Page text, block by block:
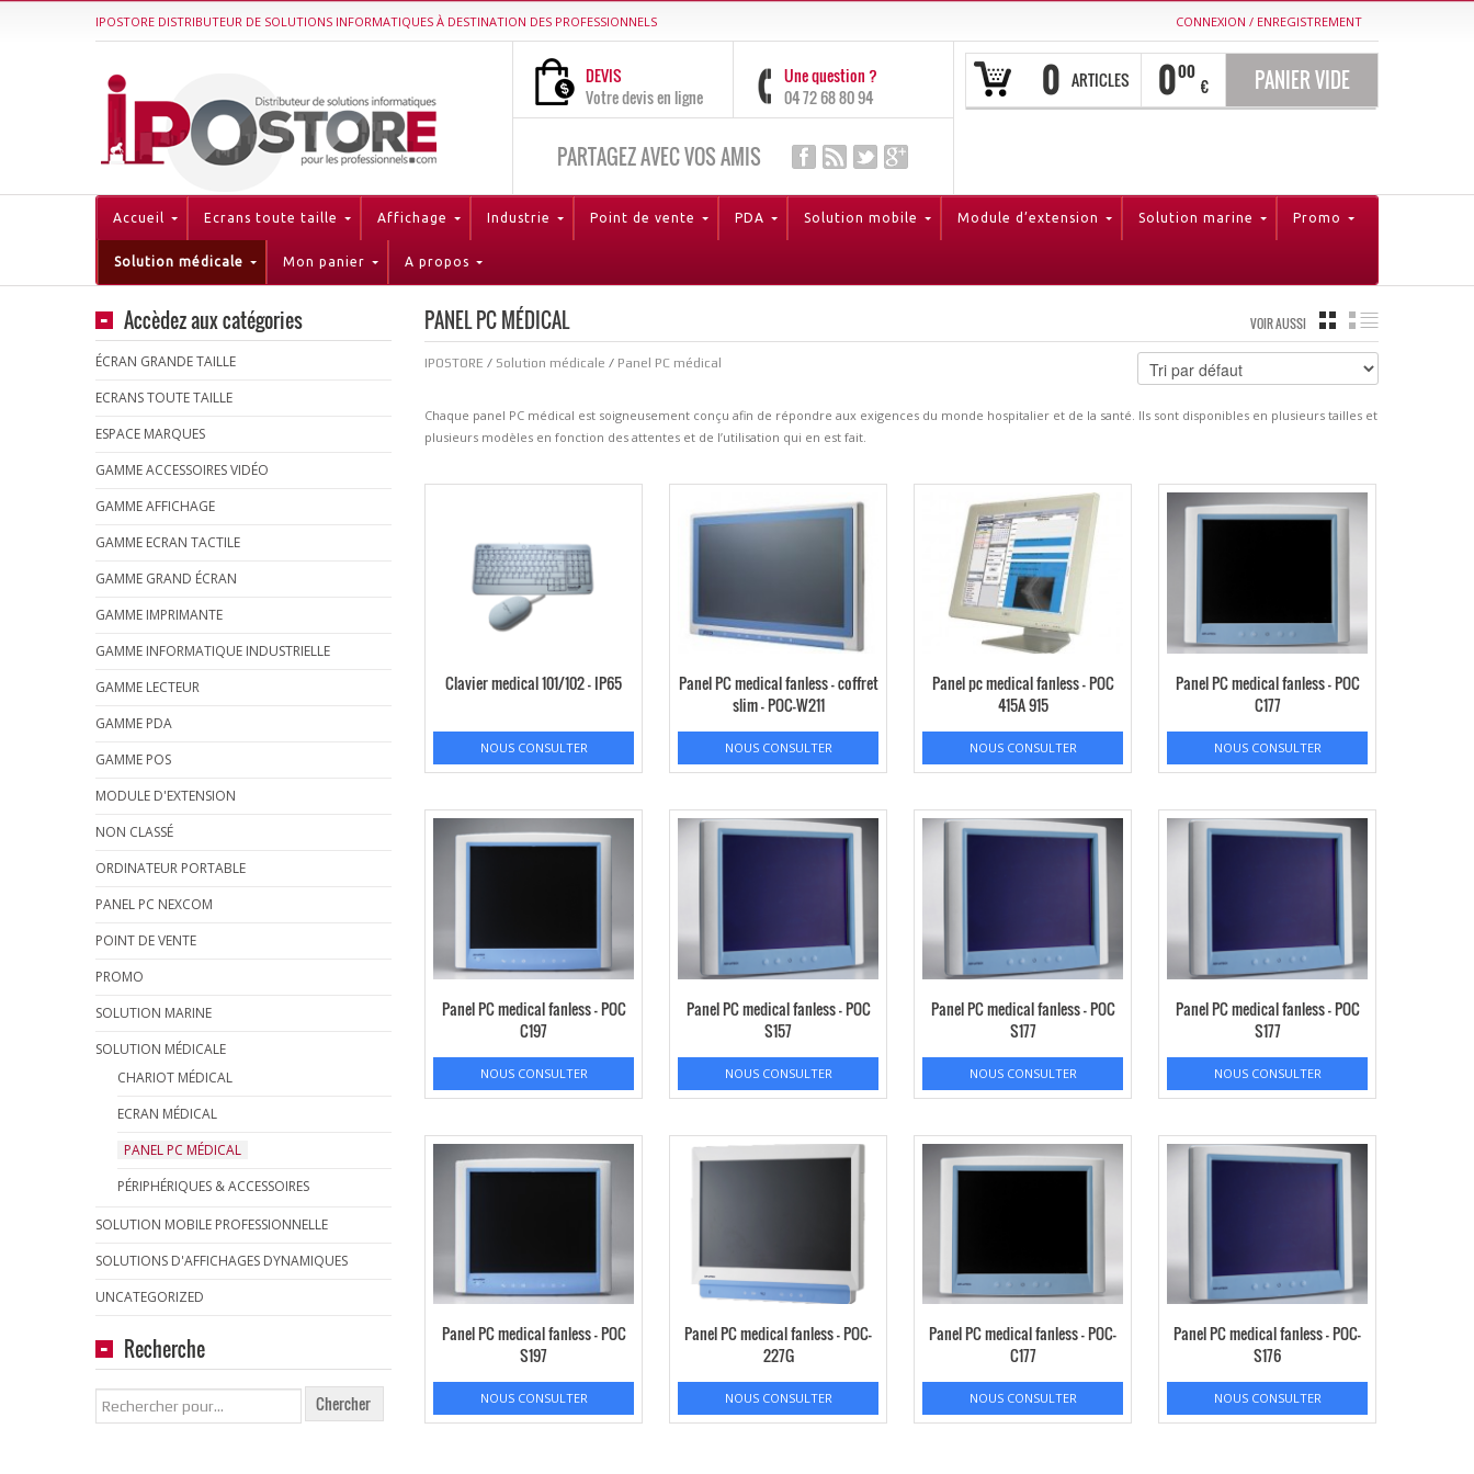
IPOSTORE DISTRIBUTEUR DE SOLUTIONS INFORMATIQUES À DESTINATION DES PROFESSIONNELS CONNEXION / ENREGISTREMENT
0 ARTICLES 000
€ PANIER VIDE
DEVIS
Votre devis en ligne
Une question ?
04 72 68 80 94
PARTAGEZ AVEC VOS AMIS
Accueil Ecrans toute taille Affichage Industrie Point de vente PDA Solution mobile Module d’extension Solution marine Promo
Solution médicale Mon panier A propos
PANEL PC MÉDICAL VOIR AUSSI GRILLE
IPOSTORE / Solution médicale / Panel PC médical
Chaque panel PC médical est soigneusement conçu afin de répondre aux exigences du monde hospitalier et de la santé. Ils sont disponibles en plusieurs tailles et
plusieurs modèles en fonction des attentes et de l’utilisation qui en est fait.
Clavier medical 101/102 – IP65
NOUS CONSULTER
Panel PC medical fanless – coffret
slim – POC-W211
NOUS CONSULTER
Panel pc medical fanless – POC
415A 915
NOUS CONSULTER
Panel PC medical fanless – POC
C177
NOUS CONSULTER
Panel PC medical fanless – POC
C197
NOUS CONSULTER
Panel PC medical fanless – POC
S157
NOUS CONSULTER
Panel PC medical fanless – POC
S177
NOUS CONSULTER
Panel PC medical fanless – POC
S177
NOUS CONSULTER
Panel PC medical fanless – POC
S197
NOUS CONSULTER
Panel PC medical fanless – POC-
227G
NOUS CONSULTER
Panel PC medical fanless – POC-
C177
NOUS CONSULTER
Panel PC medical fanless – POC-
S176
NOUS CONSULTER
Accèdez aux catégories
ÉCRAN GRANDE TAILLE
ECRANS TOUTE TAILLE
ESPACE MARQUES
GAMME ACCESSOIRES VIDÉO
GAMME AFFICHAGE
GAMME ECRAN TACTILE
GAMME GRAND ÉCRAN
GAMME IMPRIMANTE
GAMME INFORMATIQUE INDUSTRIELLE
GAMME LECTEUR
GAMME PDA
GAMME POS
MODULE D'EXTENSION
NON CLASSÉ
ORDINATEUR PORTABLE
PANEL PC NEXCOM
POINT DE VENTE
PROMO
SOLUTION MARINE
SOLUTION MÉDICALE
CHARIOT MÉDICAL
ECRAN MÉDICAL
PANEL PC MÉDICAL
PÉRIPHÉRIQUES & ACCESSOIRES
SOLUTION MOBILE PROFESSIONNELLE
SOLUTIONS D'AFFICHAGES DYNAMIQUES
UNCATEGORIZED
Recherche